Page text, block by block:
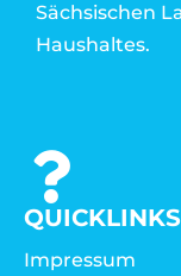
Sächsischen
Haushaltes.
QUICKLINKS
Impressum